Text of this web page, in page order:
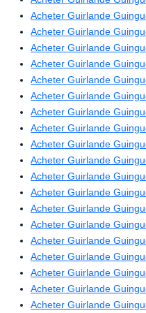
Acheter Guirlande
Acheter Guirlande
Acheter Guirlande
Acheter Guirlande
Acheter Guirlande
Acheter Guirlande
Acheter Guirlande
Acheter Guirlande
Acheter Guirlande
Acheter Guirlande
Acheter Guirlande
Acheter Guirlande
Acheter Guirlande
Acheter Guirlande
Acheter Guirlande
Acheter Guirlande
Acheter Guirlande
Acheter Guirlande
Acheter Guirlande